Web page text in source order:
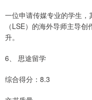
一位申请传媒专业的学生
（LSE）的海外导师主导
升。
6、 思途留学
综合得分：8.3